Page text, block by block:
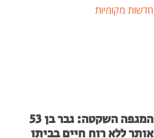
חדשות מקומיות
המגפה השקטה: גבר בן 53
אותר ללא רוח חיים בביתו